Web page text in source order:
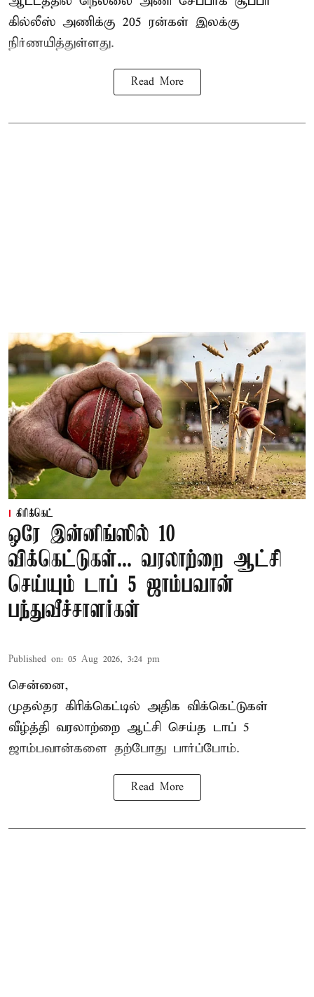
கில்லீஸ் அணிக்கு 205 ரன்கள் இலக்கு
நிர்ணயித்துள்ளது.
Read More
கிரிக்கெட்
ஒரே இன்னிங்ஸில் 10
விக்கெட்டுகள்... வரலாற்றை ஆட்சி
செய்யும் டாப் 5 ஜாம்பவான்
பந்துவீச்சாளர்கள்
Published on: 05 Aug 2026, 3:24 pm
சென்னை,
முதல்தர கிரிக்கெட்டில் அதிக விக்கெட்டுகள்
வீழ்த்தி வரலாற்றை ஆட்சி செய்த டாப் 5
ஜாம்பவான்களை தற்போது பார்ப்போம்.
Read More